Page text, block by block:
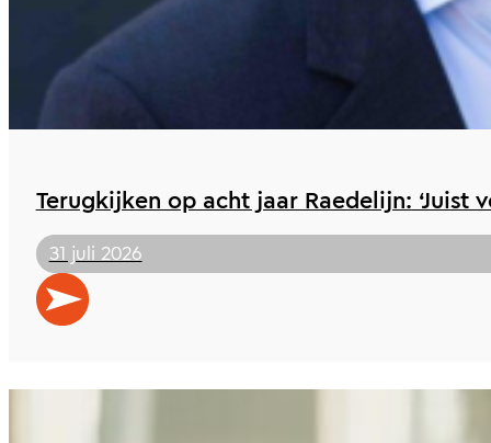
Terugkijken op acht jaar Raedelijn: ‘Juist
31 juli 2026